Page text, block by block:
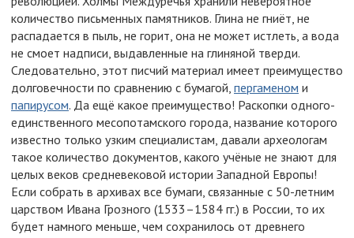
количество письменных памятников. Глина не гниёт, не
распадается в пыль, не горит, она не может истлеть, а вода
не смоет надписи, выдавленные на глиняной тверди.
Следовательно, этот писчий материал имеет преимущество
долговечности по сравнению с бумагой, пергаменом и
папирусом. Да ещё какое преимущество! Раскопки одного-
единственного месопотамского города, название которого
известно только узким специалистам, давали археологам
такое количество документов, какого учёные не знают для
целых веков средневековой истории Западной Европы!
Если собрать в архивах все бумаги, связанные с 50-летним
царством Ивана Грозного (1533–1584 гг.) в России, то их
будет намного меньше, чем сохранилось от древнего